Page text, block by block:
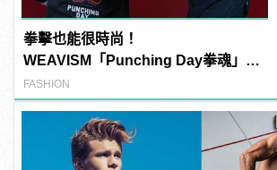
拳擊也能很時尚！
WEAVISM「Punching Day拳魂」系
列掌握潮流主導拳
FASHION